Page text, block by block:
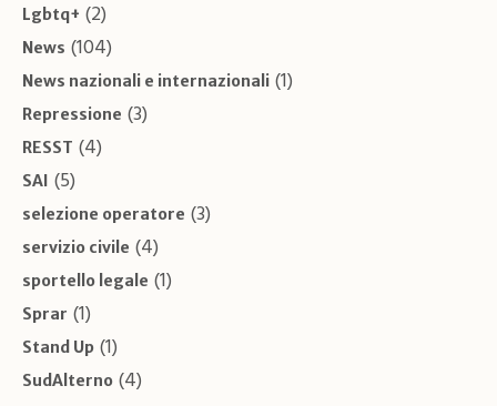
Lgbtq+ (2)
News (104)
News nazionali e internazionali (1)
Repressione (3)
RESST (4)
SAI (5)
selezione operatore (3)
servizio civile (4)
sportello legale (1)
Sprar (1)
Stand Up (1)
SudAlterno (4)